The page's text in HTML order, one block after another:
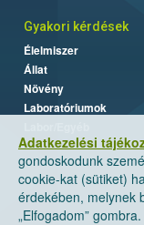
Adatkezelési
gondoskodunk
cookie-kat (sütiket)
érdekében, melynek
„Elfogadom” gombra.
Gyakori kérdések
Élelmiszer
Állat
Növény
Laboratóriumok